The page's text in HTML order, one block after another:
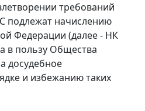
требований
подлежат начислению
Федерации (далее - НК
в пользу Общества
досудебное
и избежанию таких